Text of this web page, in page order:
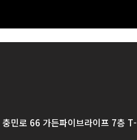
민로 66 가든파이브라이프 7층 T-